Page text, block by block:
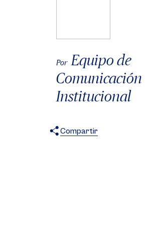
Por Equipo de
Comunicación
Institucional
Compartir